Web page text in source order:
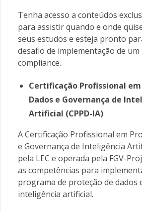
Tenha acesso a conteúdos
para assistir quando e onde
seus estudos e esteja pronto
desafio de implementação de
compliance.
Certificação Profissional
Dados e Governança de
Artificial (CPPD-IA)
A Certificação Profissional em
e Governança de Inteligência
pela LEC e operada pela FGV-
as competências para
programa de proteção de dados
inteligência artificial.